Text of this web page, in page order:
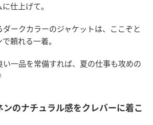
仕上げて。
ークカラーのジャケットは、ここぞと
頼れる一着。
い一品を常備すれば、夏の仕事も攻めの
のナチュラル感をクレバーに着こ